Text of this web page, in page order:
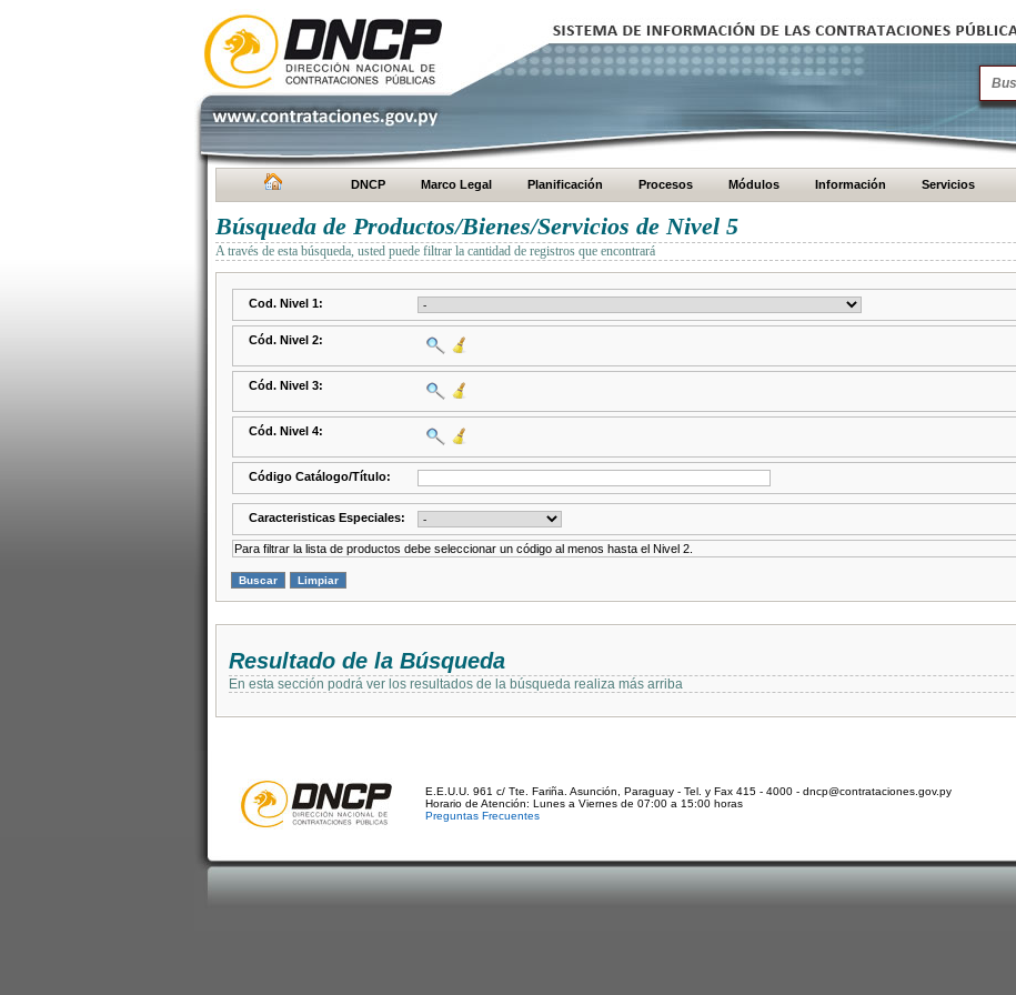
DNCP Marco Legal Planificación Procesos Módulos Información Servicios
Búsqueda de Productos/Bienes/Servicios de Nivel 5
A través de esta búsqueda, usted puede filtrar la cantidad de registros que encontrará
Cod. Nivel 1:
Cód. Nivel 2:
Cód. Nivel 3:
Cód. Nivel 4:
Código Catálogo/Título:
Caracteristicas Especiales:
Para filtrar la lista de productos debe seleccionar un código al menos hasta el Nivel 2.
Resultado de la Búsqueda
En esta sección podrá ver los resultados de la búsqueda realiza más arriba
E.E.U.U. 961 c/ Tte. Fariña. Asunción, Paraguay - Tel. y Fax 415 - 4000 - dncp@contrataciones.gov.py
Horario de Atención: Lunes a Viernes de 07:00 a 15:00 horas
Preguntas Frecuentes